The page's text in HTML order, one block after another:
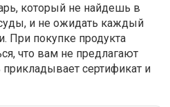
который не найдешь в
и не ожидать каждый
При покупке продукта
что вам не предлагают
сертификат и